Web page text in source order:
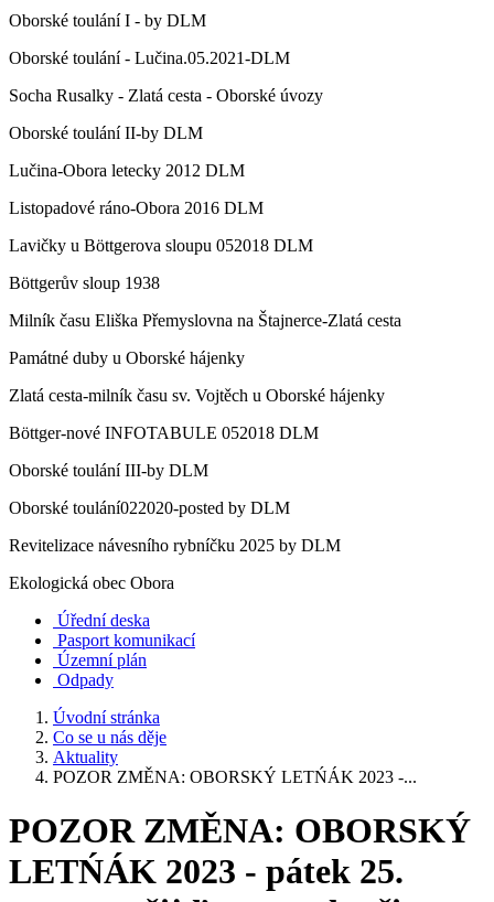
Oborské toulání I - by DLM
Oborské toulání - Lučina.05.2021-DLM
Socha Rusalky - Zlatá cesta - Oborské úvozy
Oborské toulání II-by DLM
Lučina-Obora letecky 2012 DLM
Listopadové ráno-Obora 2016 DLM
Lavičky u Böttgerova sloupu 052018 DLM
Böttgerův sloup 1938
Milník času Eliška Přemyslovna na Štajnerce-Zlatá cesta
Památné duby u Oborské hájenky
Zlatá cesta-milník času sv. Vojtěch u Oborské hájenky
Böttger-nové INFOTABULE 052018 DLM
Oborské toulání III-by DLM
Oborské toulání022020-posted by DLM
Revitelizace návesního rybníčku 2025 by DLM
Ekologická obec Obora
Úřední deska
Pasport komunikací
Územní plán
Odpady
Úvodní stránka
Co se u nás děje
Aktuality
POZOR ZMĚNA: OBORSKÝ LETŃÁK 2023 -...
POZOR ZMĚNA: OBORSKÝ
LETŃÁK 2023 - pátek 25.